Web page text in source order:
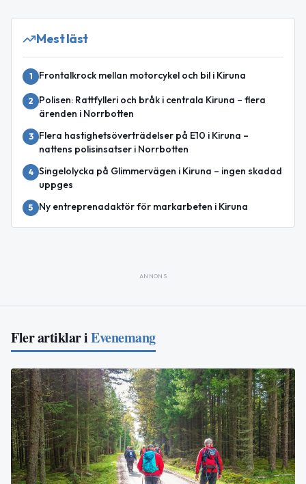
Mest läst
1 Frontalkrock mellan motorcykel och bil i Kiruna
2
Polisen: Rattfylleri och bråk i centrala Kiruna – flera
ärenden i Norrbotten
3
Flera hastighetsöverträdelser på E10 i Kiruna –
nattens polisinsatser i Norrbotten
4 Singelolycka på Glimmervägen i Kiruna – ingen skadad
uppges
5 Ny entreprenadaktör för markarbeten i Kiruna
ANNONS
Fler artiklar iEvenemang